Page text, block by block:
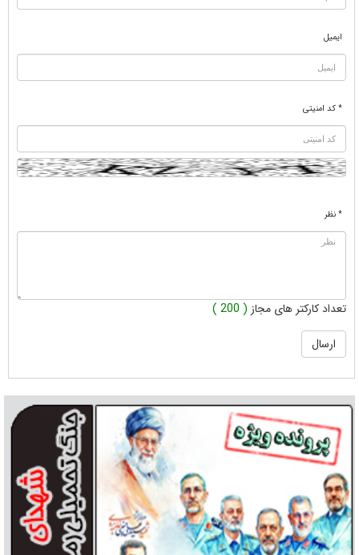
ایمیل
* کد امنیتی
* نظر
تعداد کارکتر های مجاز ( 200 )